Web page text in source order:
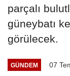
parçalı
güneybatı
görülecek.
GÜNDEM 07